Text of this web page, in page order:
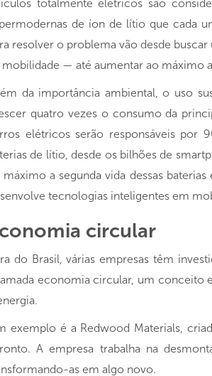
totalmente elétricos são
de íon de lítio que cada
resolver o problema vão desde
mobilidade — até aumentar ao máximo a
da importância ambiental, o uso
quatro vezes o consumo da
elétricos serão responsáveis por
de lítio, desde os bilhões de
máximo a segunda vida dessas
tecnologias inteligentes em
circular
do Brasil, várias empresas têm
economia circular, um conceito
exemplo é a Redwood Materials,
A empresa trabalha na
as em algo novo.